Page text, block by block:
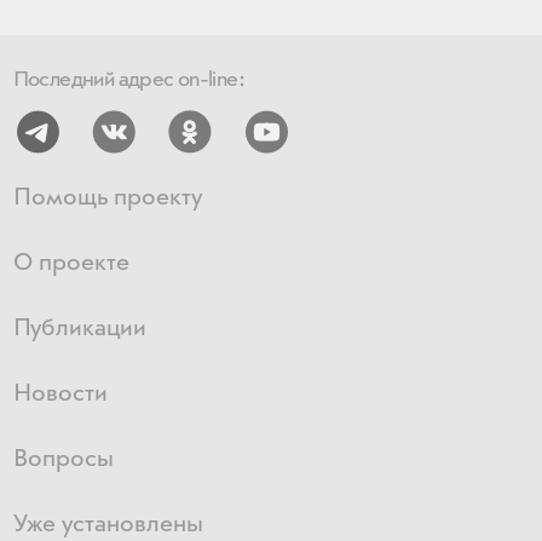
Последний адрес on-line:
Помощь проекту
О проекте
Публикации
Новости
Вопросы
Уже установлены